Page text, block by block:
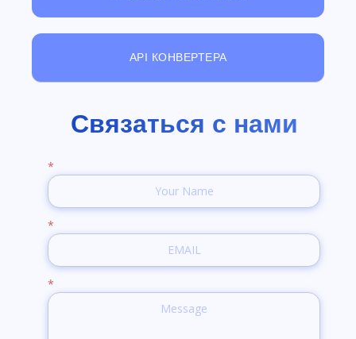
API КОНВЕРТЕРА
Связаться с нами
*
*
*